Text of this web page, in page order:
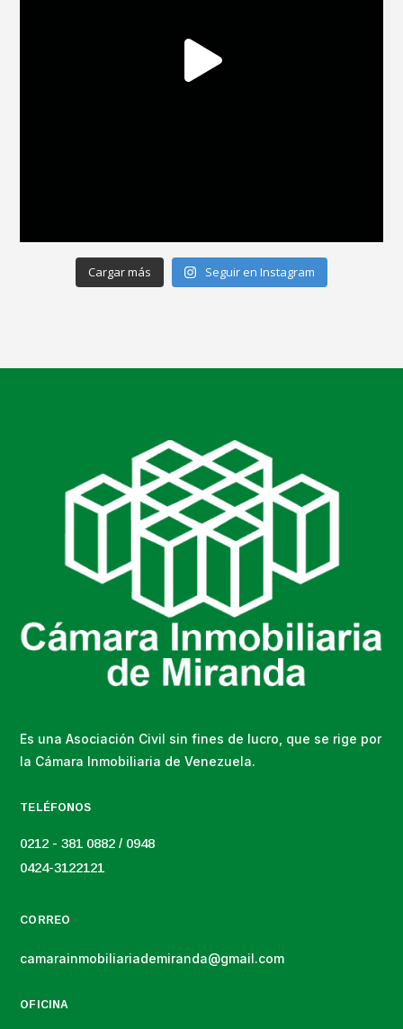
Cargar más Seguir en Instagram
Es una Asociación Civil sin fines de lucro, que se rige por
la Cámara Inmobiliaria de Venezuela.
TELÉFONOS
0212 - 381 0882 / 0948
0424-3122121
CORREO
camarainmobiliariademiranda@gmail.com
OFICINA